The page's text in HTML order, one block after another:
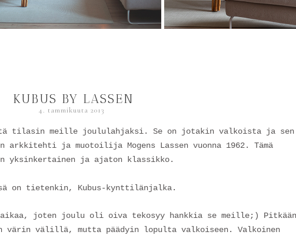
KUBUS BY LASSEN
4. tammikuuta 2013
tilasin meille joululahjaksi. Se on jotakin valkoista ja sen
ja muotoilija Mogens Lassen vuonna 1962. Tämä
yksinkertainen ja ajaton klassikko.
on tietenkin, Kubus-kynttilänjalka.
joten joulu oli oiva tekosyy hankkia se meille;) Pitkään
värin välillä, mutta päädyin lopulta valkoiseen. Valkoinen